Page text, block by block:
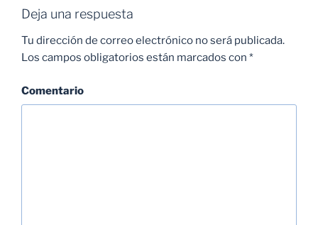
Deja una respuesta
Tu dirección de correo electrónico no será publicada.
Los campos obligatorios están marcados con *
Comentario